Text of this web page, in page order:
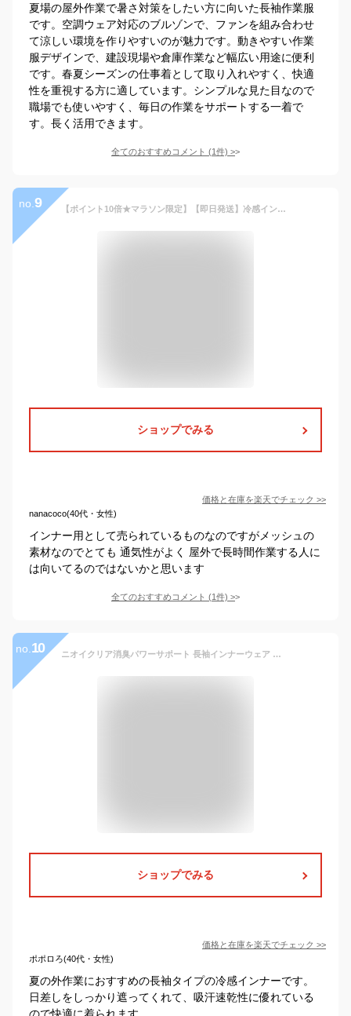
夏場の屋外作業で暑さ対策をしたい方に向いた長袖作業服
です。空調ウェア対応のブルゾンで、ファンを組み合わせ
て涼しい環境を作りやすいのが魅力です。動きやすい作業
服デザインで、建設現場や倉庫作業など幅広い用途に便利
です。春夏シーズンの仕事着として取り入れやすく、快適
性を重視する方に適しています。シンプルな見た目なので
職場でも使いやすく、毎日の作業をサポートする一着で
す。長く活用できます。
全てのおすすめコメント (1件) >
no. 9 【ポイント10倍★マラソン限定】【即日発送】冷感インナーシャツ アイズフロンティア 超 背中メッシュインナーシャツ ひんやり メッシュ クール 吸水速乾 UVカット 2024年 新作 215 半袖 コンプレッション 春夏 ストレッチ メンズ レディース スポーツ 熱中症対策 作業服
ショップでみる
価格と在庫を楽天でチェック >>
nanacoco(40代・女性)
インナー用として売られているものなのですがメッシュの
素材なのでとても 通気性がよく 屋外で長時間作業する人に
は向いてるのではないかと思います
全てのおすすめコメント (1件) >
no. 10 ニオイクリア消臭パワーサポート 長袖インナーウェア 夏用 接触冷感 コーコス G-2028 グラディエーター コンプレッション アンダーシャツ 男女兼用 メンズ レディース ストレッチ 吸汗速乾 UVカット 消臭 熱中症対策 SS S M L LL 3L 4L 5L 作業着 作業服 スポーツ ジョギング
ショップでみる
価格と在庫を楽天でチェック >>
ポポロろ(40代・女性)
夏の外作業におすすめの長袖タイプの冷感インナーです。
日差しをしっかり遮ってくれて、吸汗速乾性に優れている